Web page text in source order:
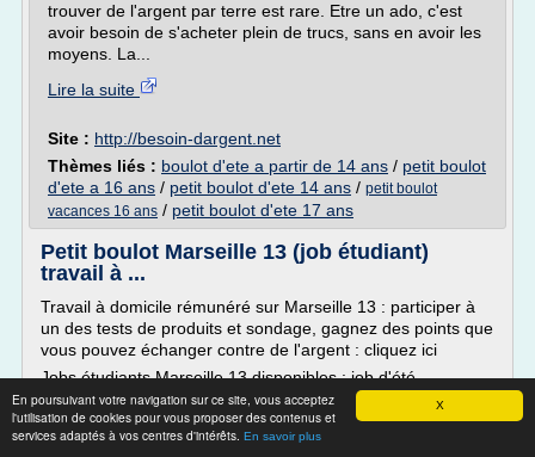
X
En poursuivant votre navigation sur ce site, vous acceptez
l'utilisation de cookies pour vous proposer des contenus et
services adaptés à vos centres d'intérêts. En savoir plus
trouver de l'argent par terre est rare. Etre un ado, c'est
avoir besoin de s'acheter plein de trucs, sans en avoir les
moyens. La...
Lire la suite
Site : http://besoin-dargent.net
Thèmes liés : boulot d'ete a partir de 14 ans / petit boulot
d'ete a 16 ans / petit boulot d'ete 14 ans / petit boulot
vacances 16 ans / petit boulot d'ete 17 ans
Petit boulot Marseille 13 (job étudiant)
travail à ...
Travail à domicile rémunéré sur Marseille 13 : participer à
un des tests de produits et sondage, gagnez des points que
vous pouvez échanger contre de l'argent : cliquez ici
Jobs étudiants Marseille 13 disponibles : job d'été
saisonnier
Examinez Recrutemoi si vous avez envie de trouver un
boulot dans votre secteur. Notre site web Recrutemoi.com